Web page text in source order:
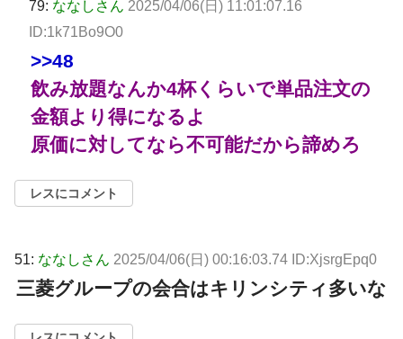
79: ななしさん 2025/04/06(日) 11:01:07.16
ID:1k71Bo9O0
>>48
飲み放題なんか4杯くらいで単品注文の
金額より得になるよ
原価に対してなら不可能だから諦めろ
レスにコメント
51: ななしさん 2025/04/06(日) 00:16:03.74 ID:XjsrgEpq0
三菱グループの会合はキリンシティ多いな